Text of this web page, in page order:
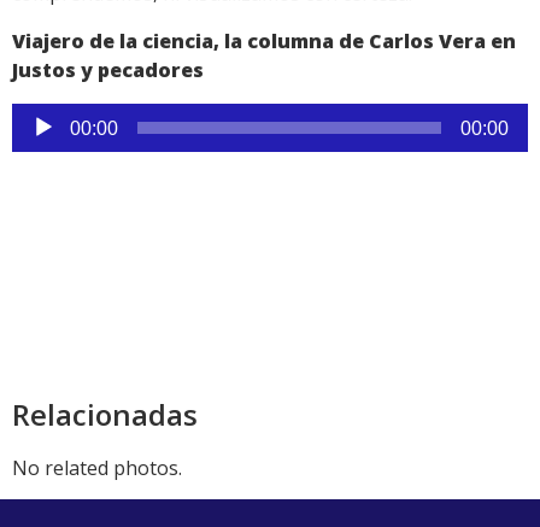
Viajero de la ciencia, la columna de Carlos Vera en
Justos y pecadores
Reproductor
de
00:00 00:00
Relacionadas
No related photos.